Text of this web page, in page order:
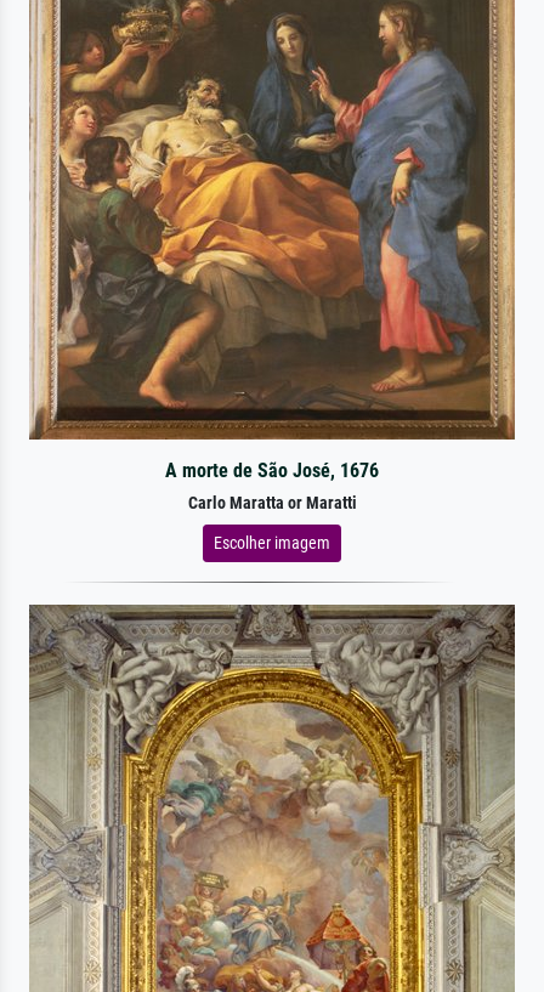
A morte de São José, 1676
Carlo Maratta or Maratti
Escolher imagem